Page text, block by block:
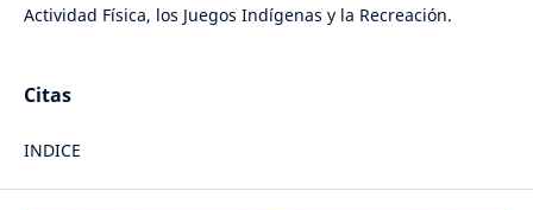
Actividad Física, los Juegos Indígenas y la Recreación.
Citas
INDICE